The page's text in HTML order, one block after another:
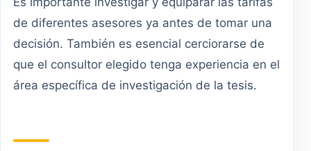
de diferentes asesores ya antes de tomar una
decisión. También es esencial cerciorarse de
que el consultor elegido tenga experiencia en el
área específica de investigación de la tesis.